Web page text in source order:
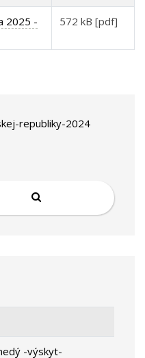
2025 -
572 kB [pdf]
-výskyt-